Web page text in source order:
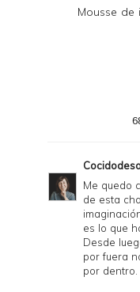
Mousse
Me quedo
de esta
es lo que
Desde
por fuera
por dentro.